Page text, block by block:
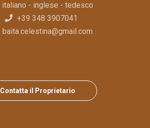
italiano - inglese - tedesco
+39 348 3907041
baita.celestina@gmail.com
Contatta il Proprietario